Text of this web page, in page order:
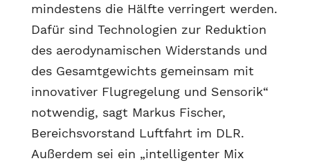
mindestens die Hälfte verringert werden.
Dafür sind Technologien zur Reduktion
des aerodynamischen Widerstands und
des Gesamtgewichts gemeinsam mit
innovativer Flugregelung und Sensorik“
notwendig, sagt Markus Fischer,
Bereichsvorstand Luftfahrt im DLR.
Außerdem sei ein „intelligenter Mix